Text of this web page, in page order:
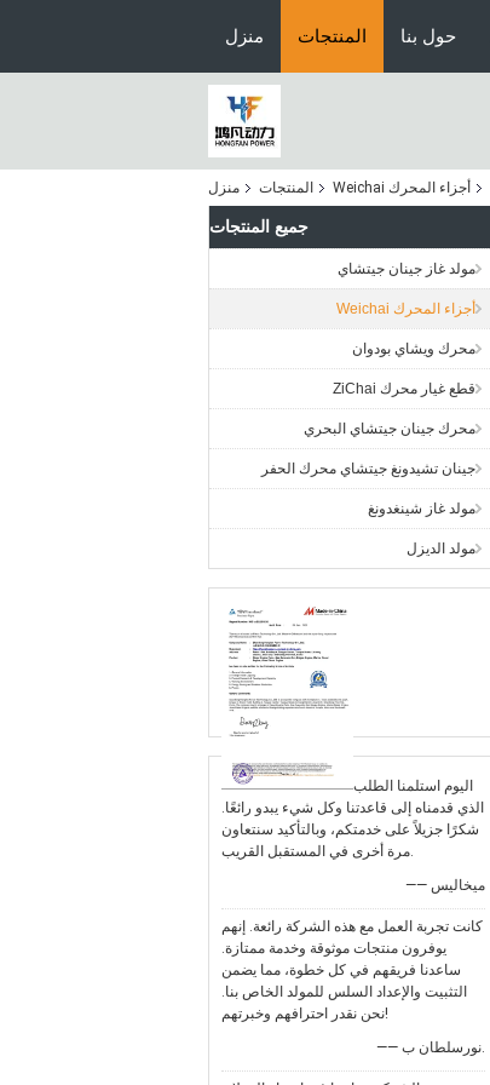
منزل المنتجات حول بنا
منزل المنتجات أجزاء المحرك Weichai
جميع المنتجات
مولد غاز جينان جيتشاي
أجزاء المحرك Weichai
محرك ويشاي بودوان
قطع غيار محرك ZiChai
محرك جينان جيتشاي البحري
جينان تشيدونغ جيتشاي محرك الحفر
مولد غاز شينغدونغ
مولد الديزل
اليوم استلمنا الطلب
الذي قدمناه إلى قاعدتنا وكل شيء يبدو رائعًا.
شكرًا جزيلاً على خدمتكم، وبالتأكيد سنتعاون
مرة أخرى في المستقبل القريب.
—— ميخاليس
كانت تجربة العمل مع هذه الشركة رائعة. إنهم
يوفرون منتجات موثوقة وخدمة ممتازة.
ساعدنا فريقهم في كل خطوة، مما يضمن
التثبيت والإعداد السلس للمولد الخاص بنا.
نحن نقدر احترافهم وخبرتهم!
—— نورسلطان ب.